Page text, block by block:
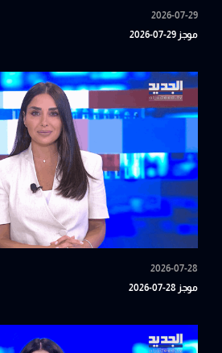
2026-07-29
موجز 29-07-2026
2026-07-28
موجز 28-07-2026